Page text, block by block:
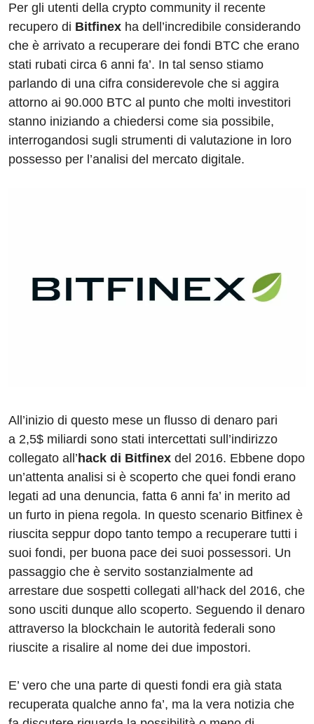
c
e
b
o
o
k
k
e
dI
n
d
di
t
e
a
d
s
at
s
A
p
p
e
gr
a
m
Per gli utenti della crypto community il recente
recupero di Bitfinex ha dell’incredibile considerando
che è arrivato a recuperare dei fondi BTC che erano
stati rubati circa 6 anni fa’. In tal senso stiamo
parlando di una cifra considerevole che si aggira
attorno ai 90.000 BTC al punto che molti investitori
stanno iniziando a chiedersi come sia possibile,
interrogandosi sugli strumenti di valutazione in loro
possesso per l’analisi del mercato digitale.
All’inizio di questo mese un flusso di denaro pari
a 2,5$ miliardi sono stati intercettati sull’indirizzo
collegato all’ hack di Bitfinex del 2016. Ebbene dopo
un’attenta analisi si è scoperto che quei fondi erano
legati ad una denuncia, fatta 6 anni fa’ in merito ad
un furto in piena regola. In questo scenario Bitfinex è
riuscita seppur dopo tanto tempo a recuperare tutti i
suoi fondi, per buona pace dei suoi possessori. Un
passaggio che è servito sostanzialmente ad
arrestare due sospetti collegati all’hack del 2016, che
sono usciti dunque allo scoperto. Seguendo il denaro
attraverso la blockchain le autorità federali sono
riuscite a risalire al nome dei due impostori.
E’ vero che una parte di questi fondi era già stata
recuperata qualche anno fa’, ma la vera notizia che